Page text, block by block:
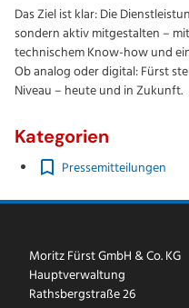
Das Ziel ist klar: Die
sondern aktiv mitgestalten –
technischem Know-how und
Ob analog oder digital: Fürst
Niveau – heute und in Zukunft.
Kategorien
Pressemitteilungen
Moritz Fürst GmbH & Co. KG
Hauptverwaltung
Rathsbergstraße 26